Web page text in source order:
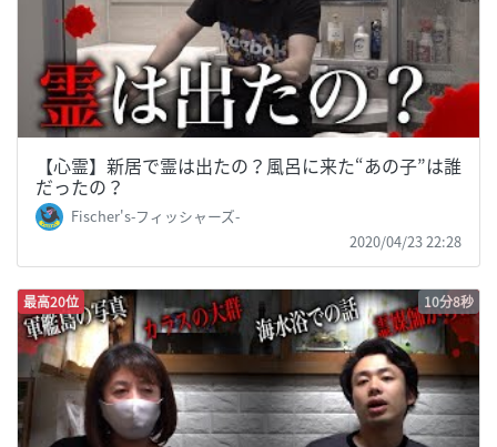
【心霊】新居で霊は出たの？風呂に来た“あの子”は誰
だったの？
Fischer's-フィッシャーズ-
2020/04/23 22:28
最高20位 10分8秒